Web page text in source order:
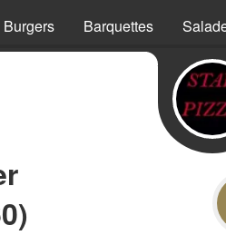
Burgers Barquettes